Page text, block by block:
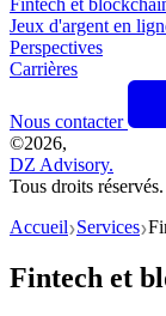
Fintech et
Jeux d'argent en
Perspectives
Carrières
Nous contacter
©2026,
DZ Advisory.
Tous droits réservés.
Accueil ❯ Services❯
Fintech et